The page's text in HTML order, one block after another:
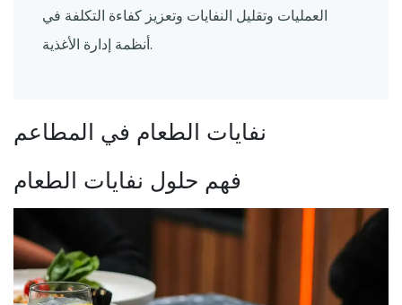
العمليات وتقليل النفايات وتعزيز كفاءة التكلفة في
أنظمة إدارة الأغذية.
نفايات الطعام في المطاعم
فهم حلول نفايات الطعام